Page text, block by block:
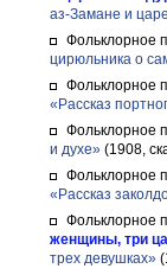
аз-Замане и
Фольклорное
цирюльника о
Фольклорное
«Рассказ
Фольклорное
и духе» (1908,
Фольклорное
«Рассказ
Фольклорное
женщины, три
трех девушках»